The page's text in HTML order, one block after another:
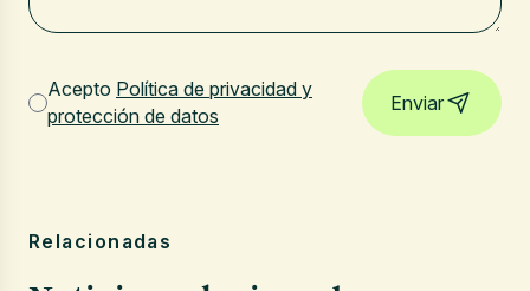
Acepto Política de privacidad y
protección de datos
Enviar
Relacionadas